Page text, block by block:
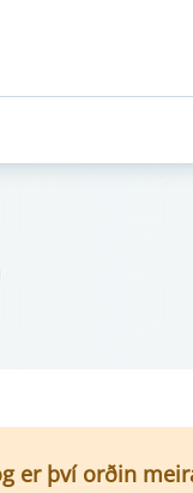
er því orðin